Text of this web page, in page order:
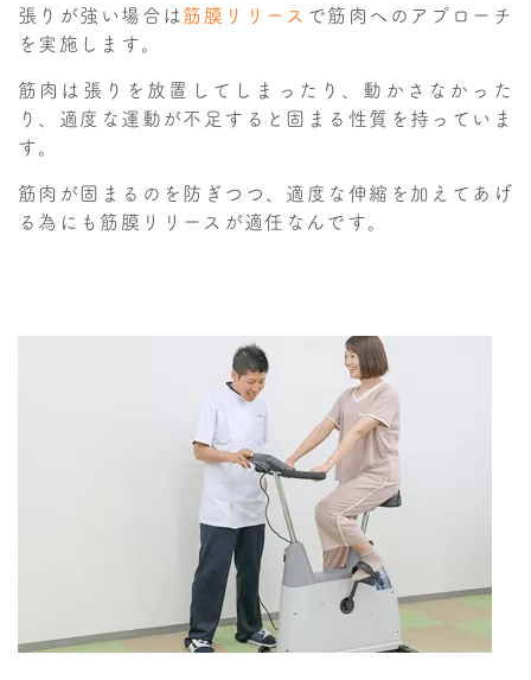
張りが強い場合は筋膜リリース で筋肉へのアプローチ
を実施します。
筋肉は張りを放置してしまったり、動かさなかった
り、適度な運動が不足すると固まる性質を持っていま
す。
筋肉が固まるのを防ぎつつ、適度な伸縮を加えてあげ
る為にも筋膜リリースが適任なんです。